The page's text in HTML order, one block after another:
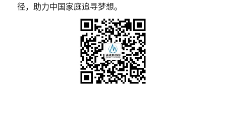
径，助力中国家庭追寻梦想。